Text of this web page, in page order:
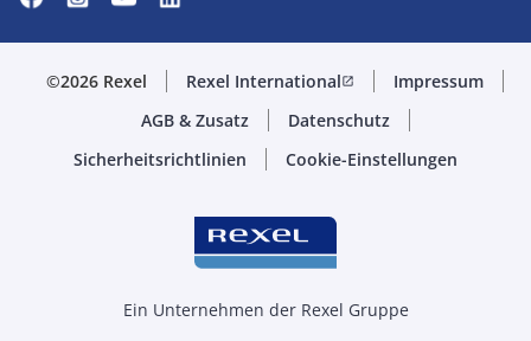
©2026 Rexel Rexel International open_in_new
Impressum
AGB & Zusatz
Datenschutz
Sicherheitsrichtlinien
Cookie-Einstellungen
Ein Unternehmen der Rexel Gruppe